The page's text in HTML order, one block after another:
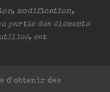
modification,
partie des éléments
utilisé, est
d'obtenir des